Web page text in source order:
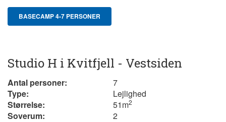
BASECAMP 4-7 PERSONER
Studio H i Kvitfjell - Vestsiden
Antal personer:
7
Type:
Lejlighed
Størrelse:
51m2
Soverum:
2